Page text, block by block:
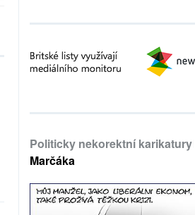
Politicky nekorektní karikatury
Marčáka